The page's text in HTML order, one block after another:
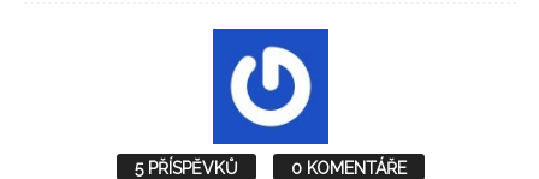
5 PŘÍSPĚVKŮ 0 KOMENTÁŘE